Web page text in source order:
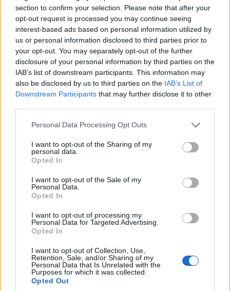
section to confirm your selection. Please note that after your
opt-out request is processed you may continue seeing
interest-based ads based on personal information utilized by
us or personal information disclosed to third parties prior to
your opt-out. You may separately opt-out of the further
disclosure of your personal information by third parties on the
IAB’s list of downstream participants. This information may
also be disclosed by us to third parties on the IAB’s List of
Downstream Participants that may further disclose it to other
Please note that this website/app uses one or more Google
not limited to your visit or usage behaviour. You may click to
grant or deny consent to Google and its third-party tags to
use your data for below specified purposes in below Google
consent section.
Personal Data Processing Opt Outs
I want to opt-out of the Sharing of my
personal data.
Opted In
I want to opt-out of the Sale of my
Personal Data.
Opted In
I want to opt-out of processing my
Personal Data for Targeted Advertising.
Opted In
I want to opt-out of Collection, Use,
Retention, Sale, and/or Sharing of my
Personal Data that Is Unrelated with the
Purposes for which it was collected.
Opted Out
2020.10.19
Mi épül?
A 26 ezer négyzetméteres csarnokban évente mintegy kétmillió
építési munkálatai